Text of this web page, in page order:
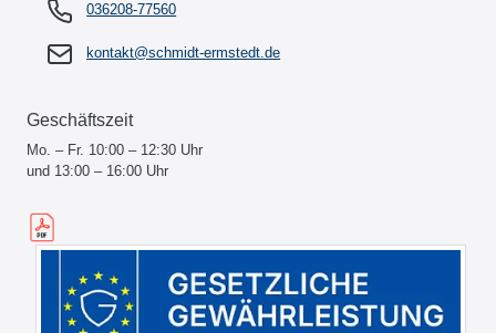
036208-77560
kontakt@schmidt-ermstedt.de
Geschäftszeit
Mo. – Fr. 10:00 – 12:30 Uhr
und 13:00 – 16:00 Uhr